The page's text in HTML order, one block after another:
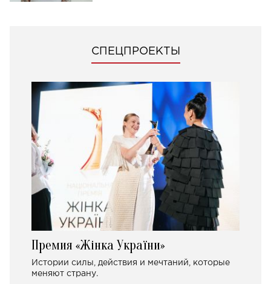
СПЕЦПРОЕКТЫ
Премия «Жінка України»
Истории силы, действия и мечтаний, которые
меняют страну.